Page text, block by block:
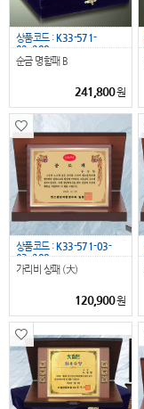
상품코드 :K33-571-
02_288
순금 명함패 B
241,800원
상품코드 : K33-571-03-
03_288
가리비 상패 (大)
120,900원